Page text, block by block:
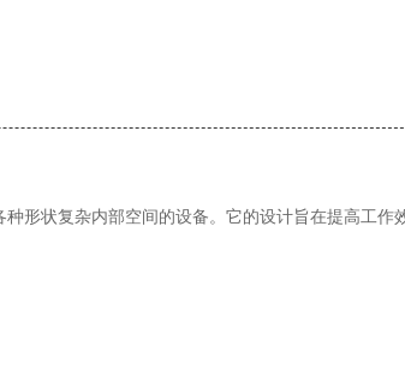
形状复杂内部空间的设备。它的设计旨在提高工作